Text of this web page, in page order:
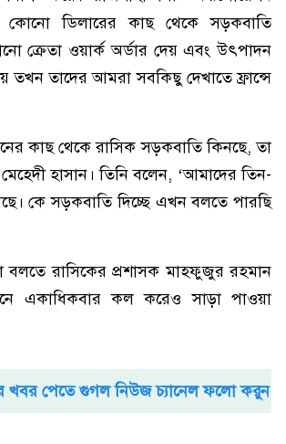
ডিলারের কাছ থেকে সড়কবাতি
ক্রেতা ওয়ার্ক অর্ডার দেয় এবং উৎপাদন
তখন তাদের আমরা সবকিছু দেখাতে ফ্রান্সে
কাছ থেকে রাসিক সড়কবাতি কিনছে, তা
হাসান। তিনি বলেন, ‘আমাদের তিন-
কে সড়কবাতি দিচ্ছে এখন বলতে পারছি
বলতে রাসিকের প্রশাসক মাহফুজুর রহমান
একাধিকবার কল করেও সাড়া পাওয়া
খবর পেতে গুগল নিউজ চ্যানেল ফলো করুন